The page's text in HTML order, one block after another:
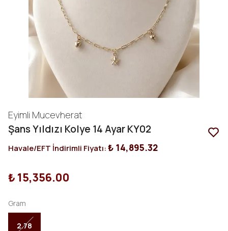
Eyimli Mucevherat
Şans Yıldızı Kolye 14 Ayar KY02
Havale/EFT İndirimli Fiyatı:₺ 14,895.32
₺ 15,356.00
Gram
2.78